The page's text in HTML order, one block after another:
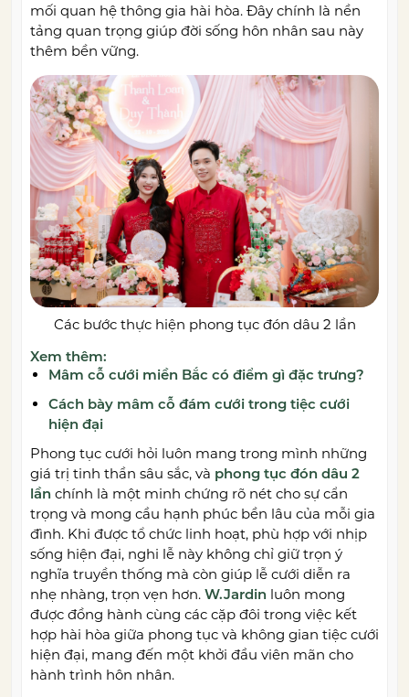
mối quan hệ thông gia hài hòa. Đây chính là nền
tảng quan trọng giúp đời sống hôn nhân sau này
thêm bền vững.
Các bước thực hiện phong tục đón dâu 2 lần
Xem thêm:
Mâm cỗ cưới miền Bắc có điểm gì đặc trưng?
Cách bày mâm cỗ đám cưới trong tiệc cưới
hiện đại
Phong tục cưới hỏi luôn mang trong mình những
giá trị tinh thần sâu sắc, và phong tục đón dâu 2
lần chính là một minh chứng rõ nét cho sự cẩn
trọng và mong cầu hạnh phúc bền lâu của mỗi gia
đình. Khi được tổ chức linh hoạt, phù hợp với nhịp
sống hiện đại, nghi lễ này không chỉ giữ trọn ý
nghĩa truyền thống mà còn giúp lễ cưới diễn ra
nhẹ nhàng, trọn vẹn hơn. W.Jardin luôn mong
được đồng hành cùng các cặp đôi trong việc kết
hợp hài hòa giữa phong tục và không gian tiệc cưới
hiện đại, mang đến một khởi đầu viên mãn cho
hành trình hôn nhân.